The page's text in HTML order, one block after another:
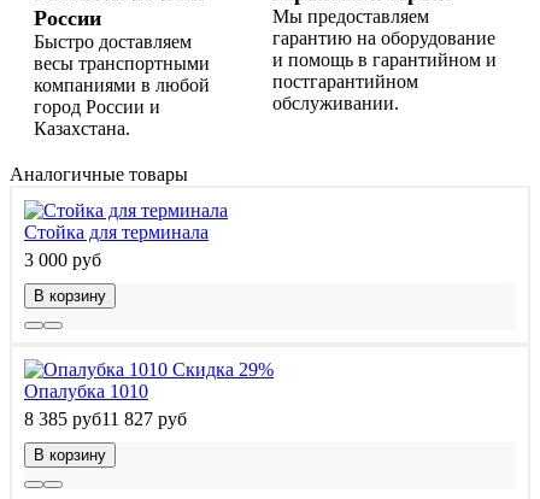
России
Быстро доставляем
весы транспортными
компаниями в любой
город России и
Казахстана.
Мы предоставляем
гарантию на оборудование
и помощь в гарантийном и
постгарантийном
обслуживании.
Аналогичные товары
Стойка для терминала
3 000 руб
В корзину
Скидка 29%
Опалубка 1010
8 385 руб11 827 руб
В корзину